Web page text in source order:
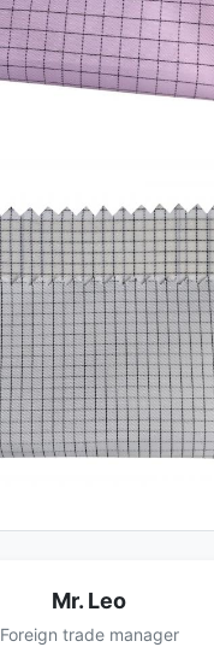
Mr. Leo
Foreign trade manager